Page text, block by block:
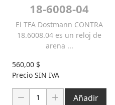
18-6008-04
El TFA Dostmann CONTRA
18.6008.04 es un reloj de
arena ...
560,00 $
Precio SIN IVA
Cantidad:
Añadir